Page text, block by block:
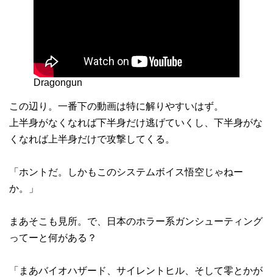
Dragongun
この辺り。一番下の動画は特に解りやすいはず。
上半身がなくなれば下半身だけ逃げていくし、下半身がな
くなれば上半身だけで攻撃してくる。
「ホントだ。しかもこのシステムボイス悟空じゃねー
か。」
まあそこも見所。で、日本のホラー系ガンシューティング
ってーと何がある？
「まあバイオハザード、サイレントヒル、そして零とかが